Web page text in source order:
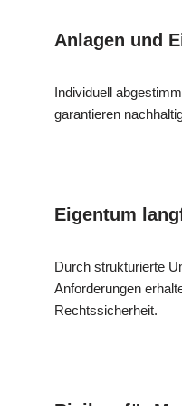
Anlagen und
Individuell
garantieren
Eigentum
Durch strukturierte
Anforderungen
Rechtssicherheit.